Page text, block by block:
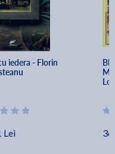
iedera - Florin
Lei